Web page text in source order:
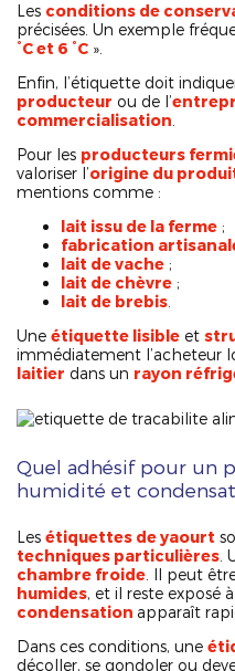
Les conditions de
précisées. Un exemple
°C et 6 °C ».
Enfin, l’étiquette doit
producteur ou de l’
commercialisation
Pour les producteurs
valoriser l’origine du
mentions comme :
lait issu de la ferme ;
fabrication
lait de vache ;
lait de chèvre ;
lait de brebis
Une étiquette lisible et
immédiatement l’acheteur
laitier dans un rayon
Quel adhésif pour un
humidité et
Les étiquettes de yaourt
techniques particulières .
chambre froide . Il peut
humides, et il reste exposé
condensation apparaît
Dans ces conditions, une
décoller, se gondoler ou